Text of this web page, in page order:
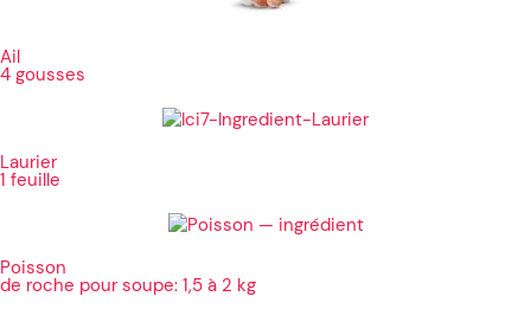
Ail
4 gousses
Laurier
1 feuille
Poisson
de roche pour soupe: 1,5 à 2 kg